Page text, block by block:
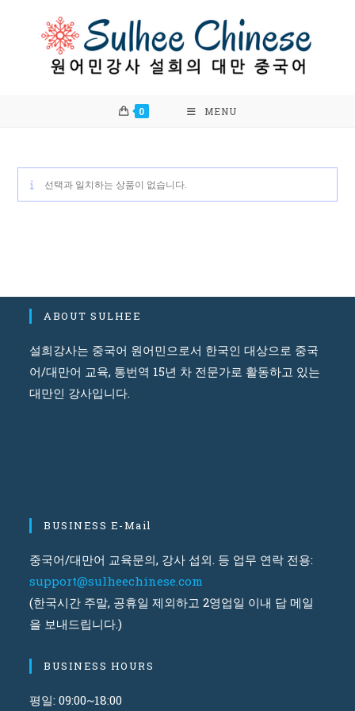
0 MENU
선택과 일치하는 상품이 없습니다.
ABOUT SULHEE
설희강사는 중국어 원어민으로서 한국인 대상으로 중국
어/대만어 교육, 통번역 15년 차 전문가로 활동하고 있는
대만인 강사입니다.
BUSINESS E-Mail
중국어/대만어 교육문의, 강사 섭외. 등 업무 연락 전용:
support@sulheechinese.com
(한국시간 주말, 공휴일 제외하고 2영업일 이내 답 메일
을 보내드립니다.)
BUSINESS HOURS
평일: 09:00~18:00